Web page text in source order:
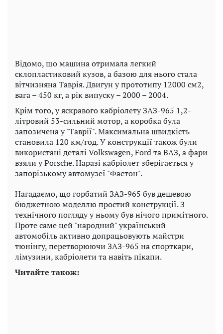
Відомо, що машина отримала легкий
склопластиковий кузов, а базою для нього стала
вітчизняна Таврія. Двигун у прототипу 12000 см2,
вага – 450 кг, а рік випуску – 2000 – 2004.
Крім того, у яскравого кабріолету ЗАЗ-965 1,2-
літровий 53-сильний мотор, а коробка була
запозичена у "Таврії". Максимальна швидкість
становила 120 км/год. У конструкції також були
використані деталі Volkswagen, Ford та ВАЗ, а фари
взяли у Porsche. Наразі кабріолет зберігається у
запорізькому автомузеї "Фаєтон".
Нагадаємо, що горбатий ЗАЗ-965 був дешевою
бюджетною моделлю простий конструкції. З
технічного погляду у ньому був нічого примітного.
Проте саме цей "народний" український
автомобіль активно допрацьовують майстри
тюнінгу, перетворюючи ЗАЗ-965 на спорткари,
лімузини, кабріолети та навіть пікапи.
Читайте також: